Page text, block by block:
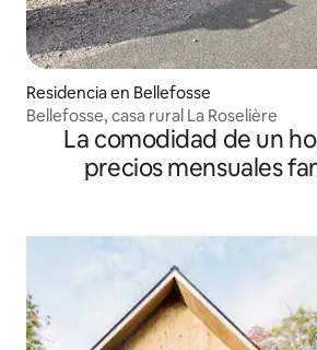
Residencia en Bellefosse
Bellefosse, casa rural La Roselière
La comodidad de un
precios mensuales